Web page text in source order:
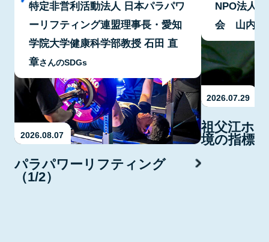
特定非営利活動法人 日本パラパワ
ーリフティング連盟理事長・愛知
学院大学健康科学部教授 石田 直
章さんのSDGs
2026.08.07
パラパワーリフティング
（1/2）
NPO法人
会 山内
2026.07.29
祖父江ホ
境の指標